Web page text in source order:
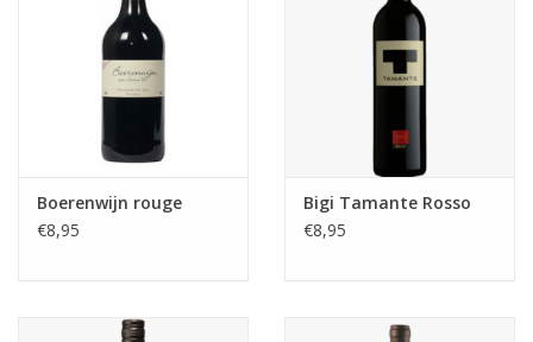
Boerenwijn rouge
€8,95
Bigi Tamante Rosso
€8,95